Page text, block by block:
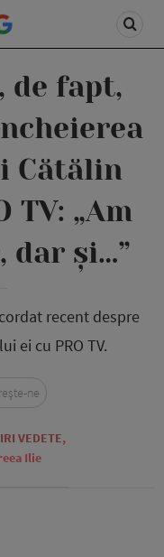
de fapt,
Cătălin
TV: „Am
și…”
recent despre
ei cu PRO TV.
VEDETE,
Ilie
ne